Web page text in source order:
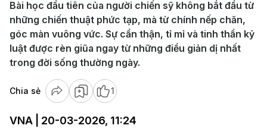
Bài học đầu tiên của người chiến sỹ không bắt đầu từ
những chiến thuật phức tạp, mà từ chính nếp chăn,
góc màn vuông vức. Sự cẩn thận, tỉ mỉ và tinh thần kỷ
luật được rèn giũa ngay từ những điều giản dị nhất
trong đời sống thường ngày.
Chia sẻ 1
VNA | 20-03-2026, 11:24